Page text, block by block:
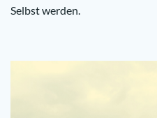
Selbst werden.